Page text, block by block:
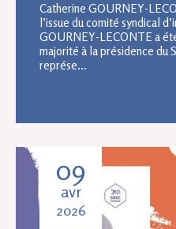
Catherine GOURNEY-
l’issue du comité syndical
GOURNEY-LECONTE a
majorité à la présidence du
représe...
09
avr
2026